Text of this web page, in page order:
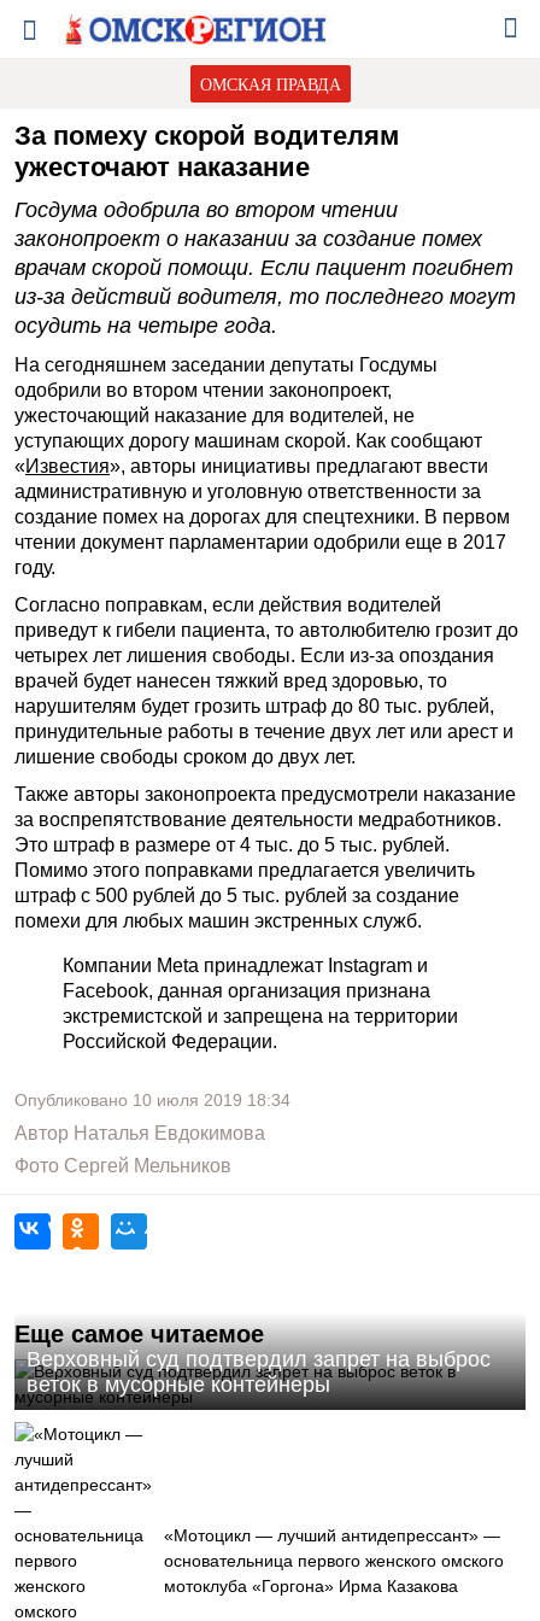
ОМСКАЯ ПРАВДА
За помеху скорой водителям
ужесточают наказание
Госдума одобрила во втором чтении
законопроект о наказании за создание помех
врачам скорой помощи. Если пациент погибнет
из-за действий водителя, то последнего могут
осудить на четыре года.
На сегодняшнем заседании депутаты Госдумы
одобрили во втором чтении законопроект,
ужесточающий наказание для водителей, не
уступающих дорогу машинам скорой. Как сообщают
«Известия», авторы инициативы предлагают ввести
административную и уголовную ответственности за
создание помех на дорогах для спецтехники. В первом
чтении документ парламентарии одобрили еще в 2017
году.
Согласно поправкам, если действия водителей
приведут к гибели пациента, то автолюбителю грозит до
четырех лет лишения свободы. Если из-за опоздания
врачей будет нанесен тяжкий вред здоровью, то
нарушителям будет грозить штраф до 80 тыс. рублей,
принудительные работы в течение двух лет или арест и
лишение свободы сроком до двух лет.
Также авторы законопроекта предусмотрели наказание
за воспрепятствование деятельности медработников.
Это штраф в размере от 4 тыс. до 5 тыс. рублей.
Помимо этого поправками предлагается увеличить
штраф с 500 рублей до 5 тыс. рублей за создание
помехи для любых машин экстренных служб.
Компании Meta принадлежат Instagram и
Facebook, данная организация признана
экстремистской и запрещена на территории
Российской Федерации.
Опубликовано 10 июля 2019 18:34
Автор Наталья Евдокимова
Фото Сергей Мельников
Еще самое читаемое
Верховный суд подтвердил запрет на выброс
веток в мусорные контейнеры
«Мотоцикл — лучший антидепрессант» —
основательница первого женского омского
мотоклуба «Горгона» Ирма Казакова